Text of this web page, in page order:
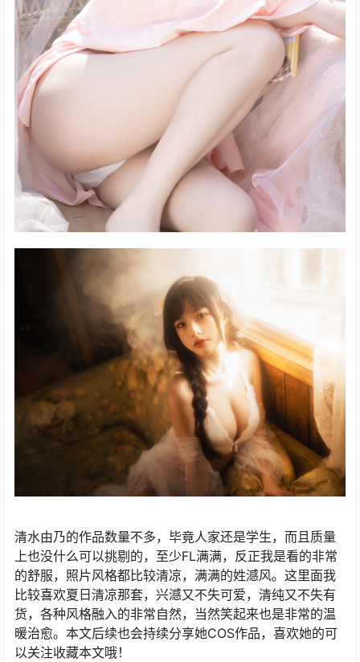
清水由乃的作品数量不多，毕竟人家还是学生，而且质量
上也没什么可以挑剔的，至少FL满满，反正我是看的非常
的舒服，照片风格都比较清凉，满满的姓澸风。这里面我
比较喜欢夏日清凉那套，兴澸又不失可爱，清纯又不失有
货，各种风格融入的非常自然，当然笑起来也是非常的温
暖治愈。本文后续也会持续分享她COS作品，喜欢她的可
以关注收藏本文哦！